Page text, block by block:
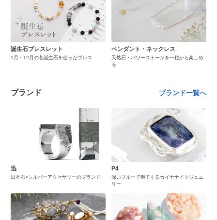
誕生石ブレスレット
1月～12月の各誕生石を使ったブレス
ペンダント・ネックレス
天然石・パワーストーンを一粒から楽しめ
る
ブランド ブランド一覧へ
迅
日本石×シルバーアクセサリーのブランド
P4
深いブルーで魅了するカイヤナイトジュエ
リー